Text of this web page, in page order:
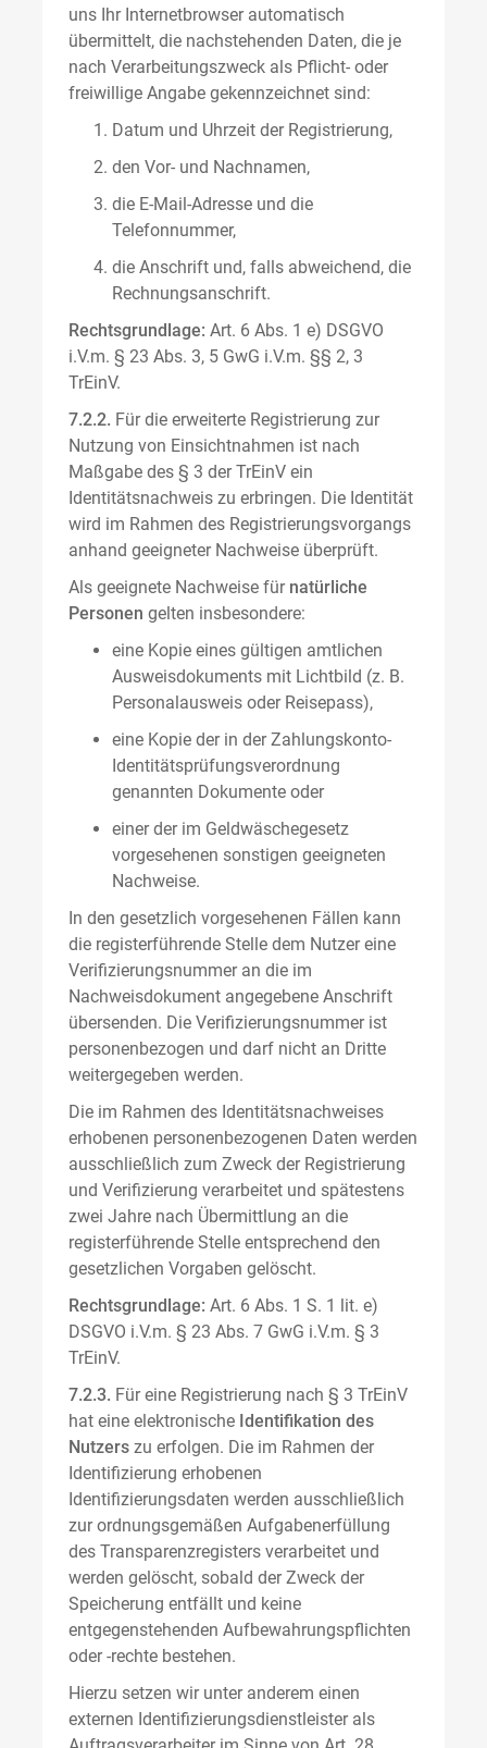
uns Ihr Internetbrowser automatisch
übermittelt, die nachstehenden Daten, die je
nach Verarbeitungszweck als Pflicht- oder
freiwillige Angabe gekennzeichnet sind:
Datum und Uhrzeit der Registrierung,
den Vor- und Nachnamen,
die E-Mail-Adresse und die
Telefonnummer,
die Anschrift und, falls abweichend, die
Rechnungsanschrift.
Rechtsgrundlage: Art. 6 Abs. 1 e) DSGVO
i.V.m. § 23 Abs. 3, 5 GwG i.V.m. §§ 2, 3
TrEinV.
7.2.2. Für die erweiterte Registrierung zur
Nutzung von Einsichtnahmen ist nach
Maßgabe des § 3 der TrEinV ein
Identitätsnachweis zu erbringen. Die Identität
wird im Rahmen des Registrierungsvorgangs
anhand geeigneter Nachweise überprüft.
Als geeignete Nachweise für natürliche
Personen gelten insbesondere:
eine Kopie eines gültigen amtlichen
Ausweisdokuments mit Lichtbild (z. B.
Personalausweis oder Reisepass),
eine Kopie der in der Zahlungskonto-
Identitätsprüfungsverordnung
genannten Dokumente oder
einer der im Geldwäschegesetz
vorgesehenen sonstigen geeigneten
Nachweise.
In den gesetzlich vorgesehenen Fällen kann
die registerführende Stelle dem Nutzer eine
Verifizierungsnummer an die im
Nachweisdokument angegebene Anschrift
übersenden. Die Verifizierungsnummer ist
personenbezogen und darf nicht an Dritte
weitergegeben werden.
Die im Rahmen des Identitätsnachweises
erhobenen personenbezogenen Daten werden
ausschließlich zum Zweck der Registrierung
und Verifizierung verarbeitet und spätestens
zwei Jahre nach Übermittlung an die
registerführende Stelle entsprechend den
gesetzlichen Vorgaben gelöscht.
Rechtsgrundlage: Art. 6 Abs. 1 S. 1 lit. e)
DSGVO i.V.m. § 23 Abs. 7 GwG i.V.m. § 3
TrEinV.
7.2.3. Für eine Registrierung nach § 3 TrEinV
hat eine elektronische Identifikation des
Nutzers zu erfolgen. Die im Rahmen der
Identifizierung erhobenen
Identifizierungsdaten werden ausschließlich
zur ordnungsgemäßen Aufgabenerfüllung
des Transparenzregisters verarbeitet und
werden gelöscht, sobald der Zweck der
Speicherung entfällt und keine
entgegenstehenden Aufbewahrungspflichten
oder -rechte bestehen.
Hierzu setzen wir unter anderem einen
externen Identifizierungsdienstleister als